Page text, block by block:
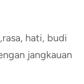
hati, budi
jangkauan